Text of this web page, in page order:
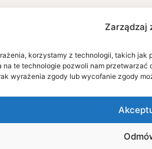
Zarządzaj
korzystamy z technologii, takich
na te technologie pozwoli nam
wyrażenia zgody lub wycofanie zgody